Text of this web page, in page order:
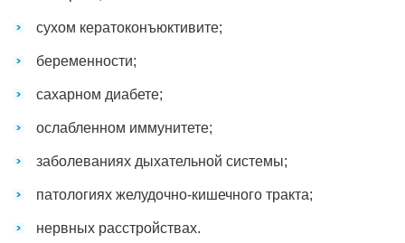
сухом кератоконъюктивите;
беременности;
сахарном диабете;
ослабленном иммунитете;
заболеваниях дыхательной системы;
патологиях желудочно-кишечного тракта;
нервных расстройствах.